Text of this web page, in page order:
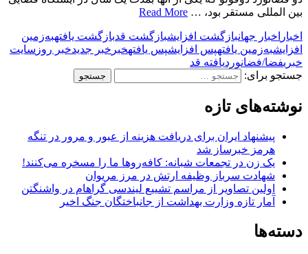
بین المللی مستقر بود، … Read More
اخبار اخبار جهانبازگشت افزایشبازگشت قدبازگشت یافتهبه‌زمین
افزایشبه‌زمین یافتهپس افزایشپس یافتهخبر خبر جدیدخبر روز سایت
خبریفضا/فضانوردیافته قد
جستجو برای:
نوشته‌های تازه
پیشنهاد ایران برای دریافت هزینه از عبور و مرور در تنگه
هرمز خبرساز شد
یک زن در تجمعات شبانه: کافه‌روها ما را مسخره می‌کنند!
شهادت سرباز وظیفه ارتش در مرز مریوان
اولین تصاویر از مراسم تشییع لیندسی گراهام در واشنگتن
آمار تازه وزارت بهداشت از جانباختگان جنگ اخیر
دسته‌ها